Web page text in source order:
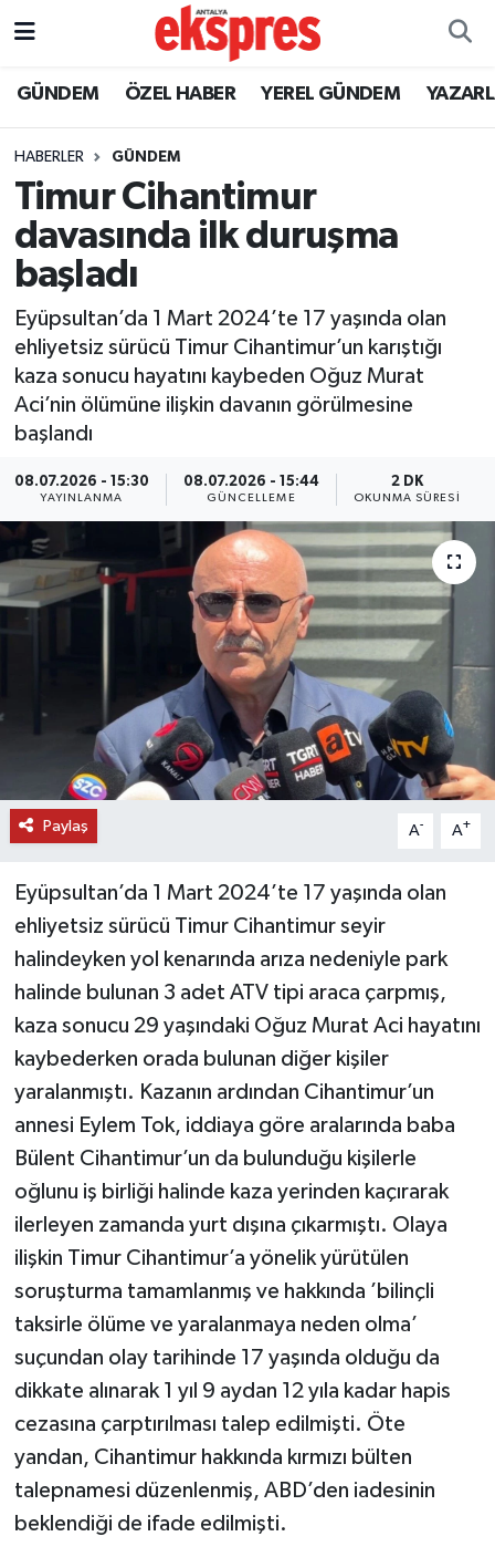
GÜNDEM ÖZEL HABER YEREL GÜNDEM
HABERLER GÜNDEM
Timur Cihantimur
davasında ilk duruşma
başladı
Eyüpsultan’da 1 Mart 2024’te 17 yaşında olan
ehliyetsiz sürücü Timur Cihantimur’un karıştığı
kaza sonucu hayatını kaybeden Oğuz Murat
Aci’nin ölümüne ilişkin davanın görülmesine
başlandı
08.07.2026 - 15:30
YAYINLANMA
08.07.2026 - 15:44
GÜNCELLEME
2 DK
OKUNMA SÜRESI
Paylaş A- A+
Eyüpsultan’da 1 Mart 2024’te 17 yaşında olan
ehliyetsiz sürücü Timur Cihantimur seyir
halindeyken yol kenarında arıza nedeniyle park
halinde bulunan 3 adet ATV tipi araca çarpmış,
kaza sonucu 29 yaşındaki Oğuz Murat Aci hayatını
kaybederken orada bulunan diğer kişiler
yaralanmıştı. Kazanın ardından Cihantimur’un
annesi Eylem Tok, iddiaya göre aralarında baba
Bülent Cihantimur’un da bulunduğu kişilerle
oğlunu iş birliği halinde kaza yerinden kaçırarak
ilerleyen zamanda yurt dışına çıkarmıştı. Olaya
ilişkin Timur Cihantimur’a yönelik yürütülen
soruşturma tamamlanmış ve hakkında ’bilinçli
taksirle ölüme ve yaralanmaya neden olma’
suçundan olay tarihinde 17 yaşında olduğu da
dikkate alınarak 1 yıl 9 aydan 12 yıla kadar hapis
cezasına çarptırılması talep edilmişti. Öte
yandan, Cihantimur hakkında kırmızı bülten
talepnamesi düzenlenmiş, ABD’den iadesinin
beklendiği de ifade edilmişti.
ÖZEL HABER
YEREL GÜNDEM
EKONOMİ
KÜLTÜR - SANAT
SİYASET
SAĞLIK
DÜNYA
EĞİTİM
RÖPORTAJ
VİDEO HABERLER
YAZARLAR
MAGAZİN
Nöbetçi Eczaneler
Trafik Durumu
Süper Lig Puan Durumu ve Fikstür
Tüm Manşetler
Son Dakika Haberleri
Haber Arşivi